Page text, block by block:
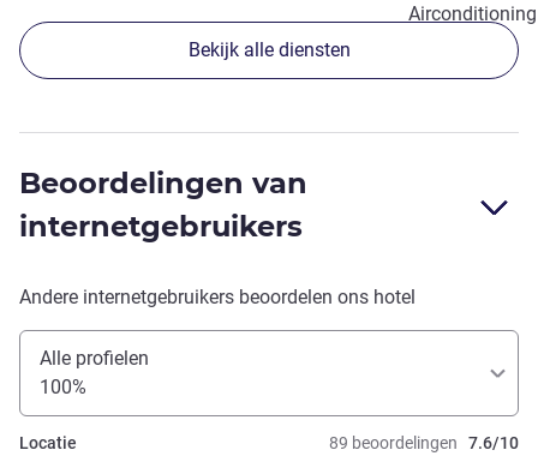
Airconditioning
Bekijk alle diensten
Beoordelingen van
internetgebruikers
Andere internetgebruikers beoordelen ons hotel
Alle profielen
100%
89 beoordelingen 7.6/10
Locatie